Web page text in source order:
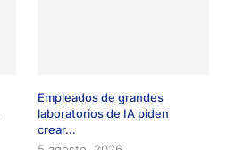
Empleados de grandes
laboratorios de IA piden
crear...